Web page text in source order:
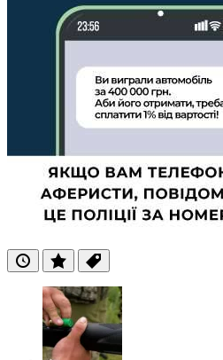
ОстанніПопулярні
Теги